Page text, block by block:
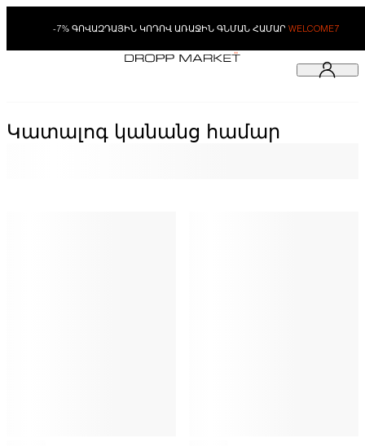
-7% ԳՈՎԱԶԴԱՅԻՆ ԿՈԴՈՎ ԱՌԱՋԻՆ ԳՆՄԱՆ ՀԱՄԱՐ WELCOME7
Կատալոգ կանանց համար